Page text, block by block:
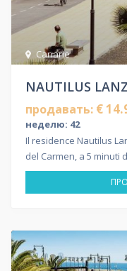
Canarie
NAUTILUS
продавать: €
неделю: 42
Il residence Nautilus
del Carmen, a 5 minuti